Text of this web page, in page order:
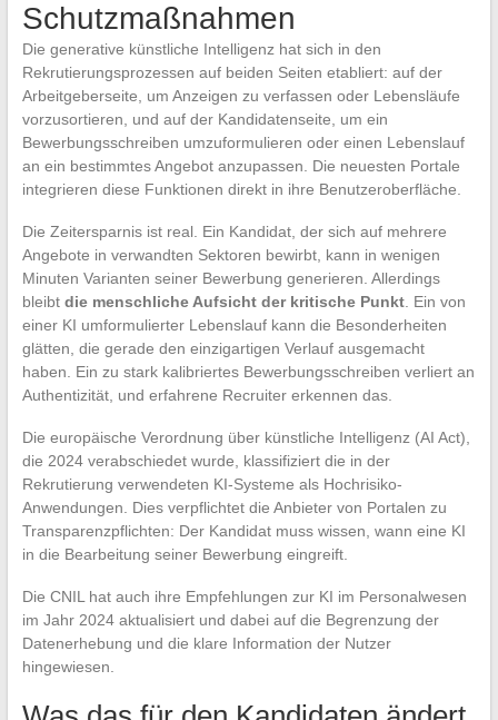
Schutzmaßnahmen
Die generative künstliche Intelligenz hat sich in den
Rekrutierungsprozessen auf beiden Seiten etabliert: auf der
Arbeitgeberseite, um Anzeigen zu verfassen oder Lebensläufe
vorzusortieren, und auf der Kandidatenseite, um ein
Bewerbungsschreiben umzuformulieren oder einen Lebenslauf
an ein bestimmtes Angebot anzupassen. Die neuesten Portale
integrieren diese Funktionen direkt in ihre Benutzeroberfläche.
Die Zeitersparnis ist real. Ein Kandidat, der sich auf mehrere
Angebote in verwandten Sektoren bewirbt, kann in wenigen
Minuten Varianten seiner Bewerbung generieren. Allerdings
bleibt die menschliche Aufsicht der kritische Punkt. Ein von
einer KI umformulierter Lebenslauf kann die Besonderheiten
glätten, die gerade den einzigartigen Verlauf ausgemacht
haben. Ein zu stark kalibriertes Bewerbungsschreiben verliert an
Authentizität, und erfahrene Recruiter erkennen das.
Die europäische Verordnung über künstliche Intelligenz (AI Act),
die 2024 verabschiedet wurde, klassifiziert die in der
Rekrutierung verwendeten KI-Systeme als Hochrisiko-
Anwendungen. Dies verpflichtet die Anbieter von Portalen zu
Transparenzpflichten: Der Kandidat muss wissen, wann eine KI
in die Bearbeitung seiner Bewerbung eingreift.
Die CNIL hat auch ihre Empfehlungen zur KI im Personalwesen
im Jahr 2024 aktualisiert und dabei auf die Begrenzung der
Datenerhebung und die klare Information der Nutzer
hingewiesen.